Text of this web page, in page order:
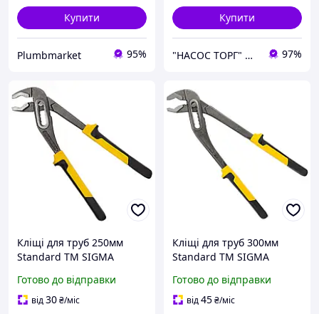
Купити
Plumbmarket 95%
Купити
"НАСОС ТОРГ" Насосне обладнання, інструменти, освітлення 97%
Кліщі для труб 250мм
Standard TM SIGMA
Готово до відправки
від30₴/міс
Кліщі для труб 300мм
Standard TM SIGMA
Готово до відправки
від45₴/міс